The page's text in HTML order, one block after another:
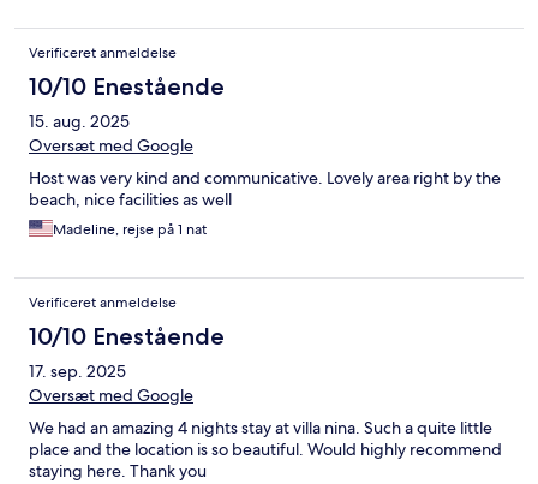
Verificeret anmeldelse
10/10 Enestående
15. aug. 2025
Oversæt med Google
Host was very kind and communicative. Lovely area right by the
beach, nice facilities as well
Madeline, rejse på 1 nat
Verificeret anmeldelse
10/10 Enestående
17. sep. 2025
Oversæt med Google
We had an amazing 4 nights stay at villa nina. Such a quite little
place and the location is so beautiful. Would highly recommend
staying here. Thank you